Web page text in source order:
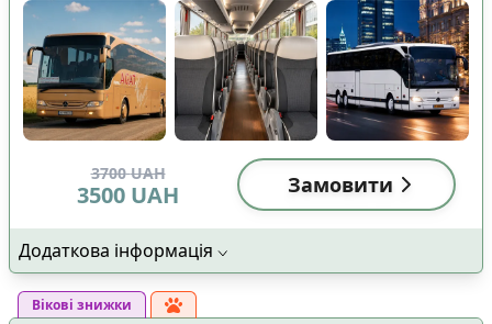
3700 UAH
3500 UAH Замовити
Додаткова інформація
Вікові знижки